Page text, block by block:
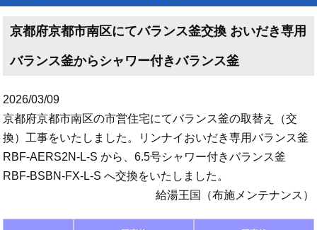
京都府京都市南区にてバランス釜交換 おいだき専用
バランス釜からシャワー付きバランス釜
2026/03/09
京都府京都市南区の市営住宅にてバランス釜の取替え（交
換）工事をいたしました。リンナイおいだき専用バランス釜
RBF-AERS2N-L-S から、6.5号シャワー付きバランス釜
RBF-BSBN-FX-L-S へ交換をいたしました。
給湯王国（布施メンテナンス）